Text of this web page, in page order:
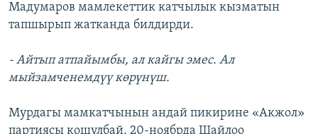
Мадумаров мамлекеттик катчылык кызматын
тапшырып жатканда билдирди.
- Айтып атпайымбы, ал кайгы эмес. Ал
мыйзамченемдүү көрүнүш.
Мурдагы мамкатчынын андай пикирине «Акжол»
партиясы кошулбай, 20-ноябрда Шайлоо